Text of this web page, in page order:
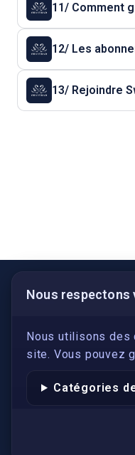
11/ Comment
12/ Les
13/ Rejoindre
Nous respectons
Nous utilisons des
site. Vous pouvez
Catégories
LIENS UTILES
S'inscrire
Qui sommes-nous ?
Conformité